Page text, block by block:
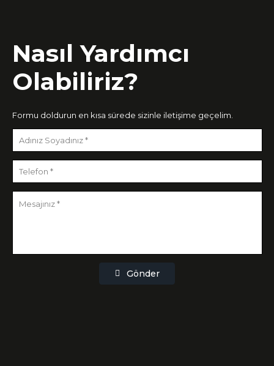
Nasıl Yardımcı
Olabiliriz?
Formu doldurun en kısa sürede sizinle iletişime geçelim.
Gönder